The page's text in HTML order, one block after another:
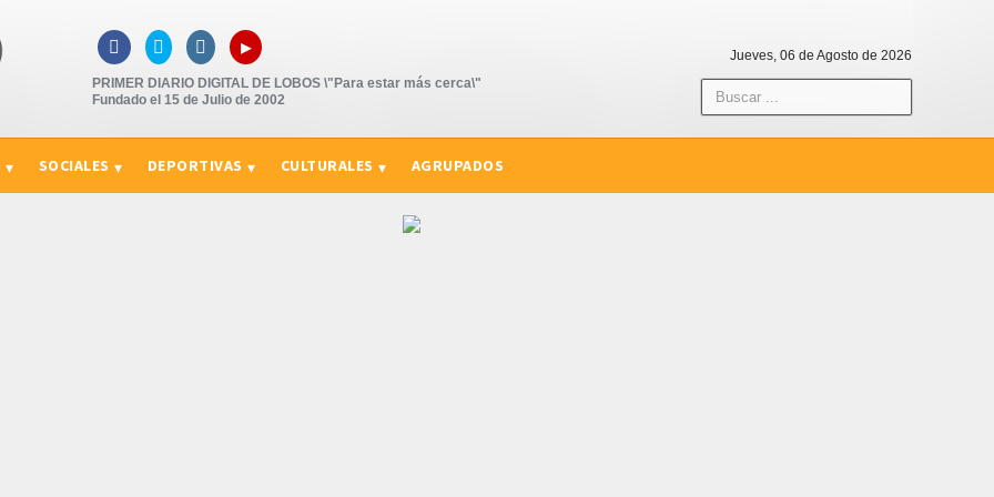
   ▸
PRIMER DIARIO DIGITAL DE LOBOS \"Para estar más cerca\"
Fundado el 15 de Julio de 2002
Jueves, 06 de Agosto de 2026
SOCIALES DEPORTIVAS CULTURALES AGRUPADOS